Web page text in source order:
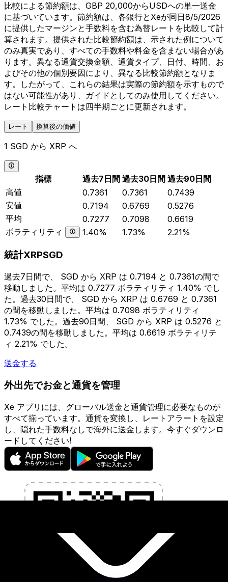
比較による節約額は、GBP 20,000からUSDへの単一送金
に基づいています。節約額は、各銀行とXeが同日8/5/2026
に提供したマージンと手数料を含む為替レートを比較して計
算されます。提供された比較節約額は、示された例について
のみ真実であり、すべての手数料や料金を含まない場合があ
ります。異なる通貨交換金額、通貨タイプ、日付、時間、お
よびその他の個別要因により、異なる比較節約額となりま
す。したがって、これらの結果は実際の節約額を示すもので
はない可能性があり、ガイドとしてのみ使用してください。
レート比較チャートは四半期ごとに更新されます。
レート 換算後の価値
1 SGD から XRP へ
指標 過去7日間 過去30日間 過去90日間
高値
0.7361 0.7361
0.7439
安値
0.7194 0.6769
0.5276
平均
0.7277 0.7098
0.6619
ボラティリティ
1.40% 1.73% 2.21%
統計XRPSGD
過去7日間で、 SGD から XRP は 0.7194 と 0.7361の間で
移動しました。平均は 0.7277 ボラティリティ 1.40% でし
た。過去30日間で、 SGD から XRP は 0.6769 と 0.7361
の間を移動しました。平均は 0.7098 ボラティリティ
1.73% でした。過去90日間、 SGD から XRP は 0.5276 と
0.7439の間を移動しました。平均は 0.6619 ボラティリテ
ィ 2.21% でした。
送金する
外出先でお金と通貨を管理
Xe アプリには、グローバル送金と通貨管理に必要なものが
すべて揃っています。通貨を変換し、レートアラートを設定
し、隠れた手数料なしで海外に送金します。今すぐダウンロ
ードしてください!